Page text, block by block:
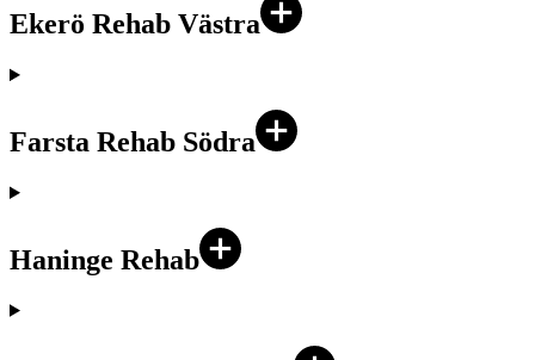
Ekerö Rehab Västra
Farsta Rehab Södra
Haninge Rehab